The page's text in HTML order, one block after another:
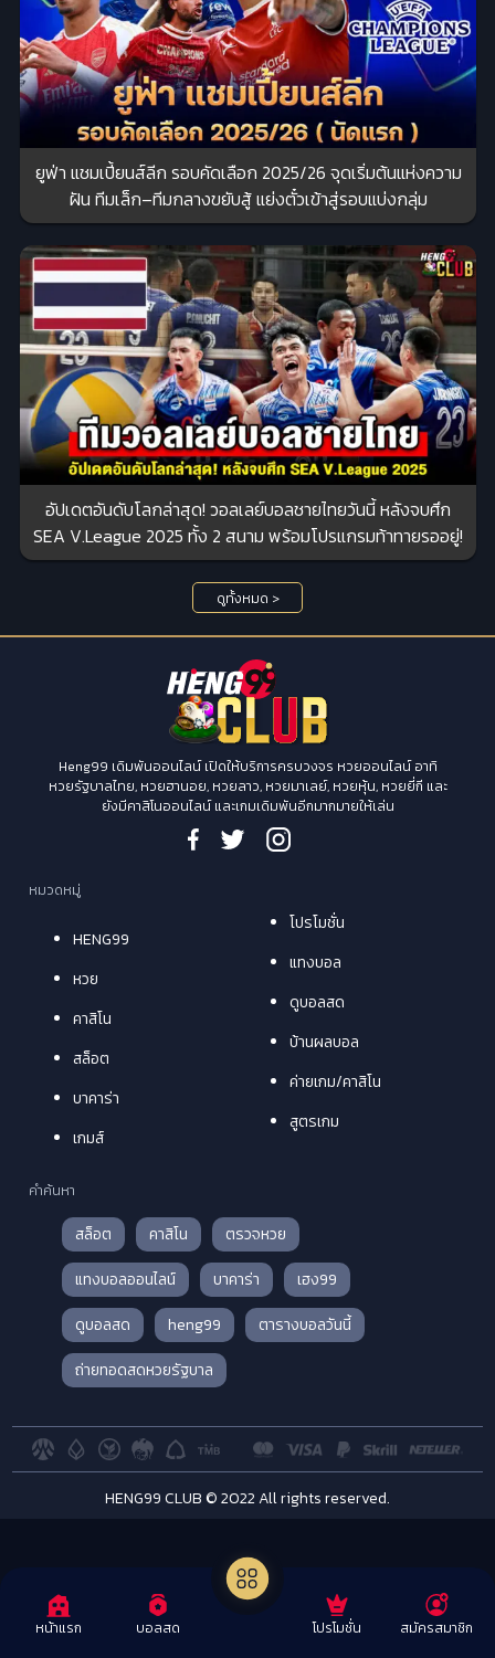
ยูฟ่า แชมเปี้ยนส์ลีก รอบคัดเลือก 2025/26 จุดเริ่มต้นแห่งความ
ฝัน ทีมเล็ก–ทีมกลางขยับสู้ แย่งตั๋วเข้าสู่รอบแบ่งกลุ่ม
อัปเดตอันดับโลกล่าสุด! วอลเลย์บอลชายไทยวันนี้ หลังจบศึก
SEA V.League 2025 ทั้ง 2 สนาม พร้อมโปรแกรมท้าทายรออยู่!
ดูทั้งหมด >
Heng99 เดิมพันออนไลน์ เปิดให้บริการครบวงจร หวยออนไลน์ อาทิ
หวยรัฐบาลไทย, หวยฮานอย, หวยลาว, หวยมาเลย์, หวยหุ้น, หวยยี่กี และ
ยังมีคาสิโนออนไลน์ และเกมเดิมพันอีกมากมายให้เล่น
หมวดหมู่
HENG99
หวย
คาสิโน
สล็อต
บาคาร่า
เกมส์
โปรโมชั่น
แทงบอล
ดูบอลสด
บ้านผลบอล
ค่ายเกม/คาสิโน
สูตรเกม
คำค้นหา
สล็อต คาสิโน
ตรวจหวย
แทงบอลออนไลน์
บาคาร่า
เฮง99
ดูบอลสด
heng99
ตารางบอลวันนี้
ถ่ายทอดสดหวยรัฐบาล
HENG99 CLUB © 2022 All rights reserved.
หน้าแรก บอลสด โปรโมชั่น สมัครสมาชิก